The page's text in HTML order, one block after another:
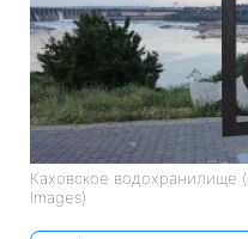
Каховское водохранилище
Images)